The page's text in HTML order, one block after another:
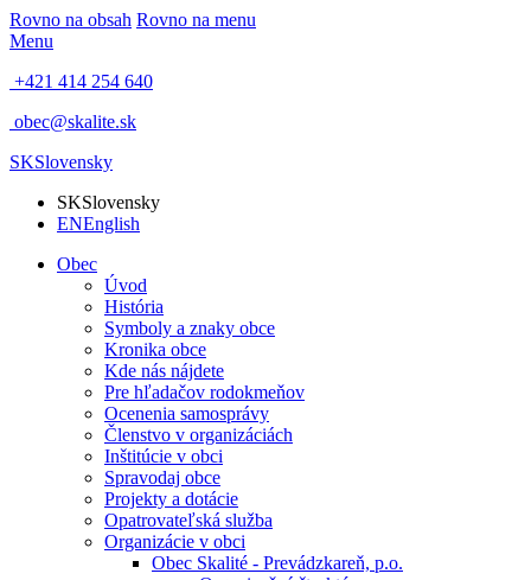
Rovno na obsah Rovno na menu
Menu
+421 414 254 640
obec@skalite.sk
SKSlovensky
SKSlovensky
ENEnglish
Obec
Úvod
História
Symboly a znaky obce
Kronika obce
Kde nás nájdete
Pre hľadačov rodokmeňov
Ocenenia samosprávy
Členstvo v organizáciách
Inštitúcie v obci
Spravodaj obce
Projekty a dotácie
Opatrovateľská služba
Organizácie v obci
Obec Skalité - Prevádzkareň, p.o.